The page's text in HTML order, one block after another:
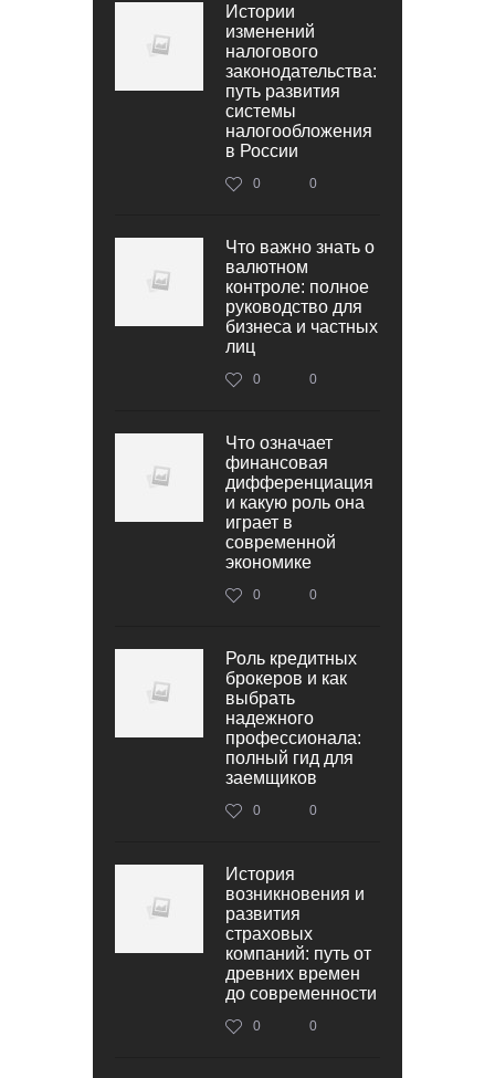
Истории
изменений
налогового
законодательства:
путь развития
системы
налогообложения
в России
0 0
Что важно знать о
валютном
контроле: полное
руководство для
бизнеса и частных
лиц
0 0
Что означает
финансовая
дифференциация
и какую роль она
играет в
современной
экономике
0 0
Роль кредитных
брокеров и как
выбрать
надежного
профессионала:
полный гид для
заемщиков
0 0
История
возникновения и
развития
страховых
компаний: путь от
древних времен
до современности
0 0